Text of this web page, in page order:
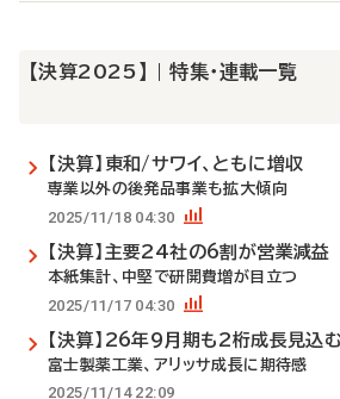
【決算2025】 | 特集・連載一覧
【決算】東和/サワイ、ともに増収
専業以外の後発品事業も拡大傾向
2025/11/18 04:30
【決算】主要24社の6割が営業減益
本紙集計、中堅で研開費増が目立つ
2025/11/17 04:30
【決算】26年9月期も2桁成長見込
富士製薬工業、アリッサ成長に期待感
2025/11/14 22:09